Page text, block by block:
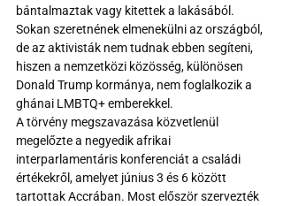
bántalmaztak vagy kitettek a lakásából.
Sokan szeretnének elmenekülni az országból,
de az aktivisták nem tudnak ebben segíteni,
hiszen a nemzetközi közösség, különösen
Donald Trump kormánya, nem foglalkozik a
ghánai LMBTQ+ emberekkel.
A törvény megszavazása közvetlenül
megelőzte a negyedik afrikai
interparlamentáris konferenciát a családi
értékekről, amelyet június 3 és 6 között
tartottak Accrában. Most először szervezték